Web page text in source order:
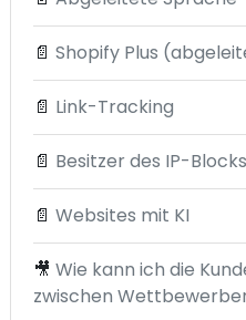
📄 Shopify Plus
📄 Link-Tracking
📄 Besitzer des IP-Blocks
📄 Websites mit KI
🎥 Wie kann ich die
zwischen